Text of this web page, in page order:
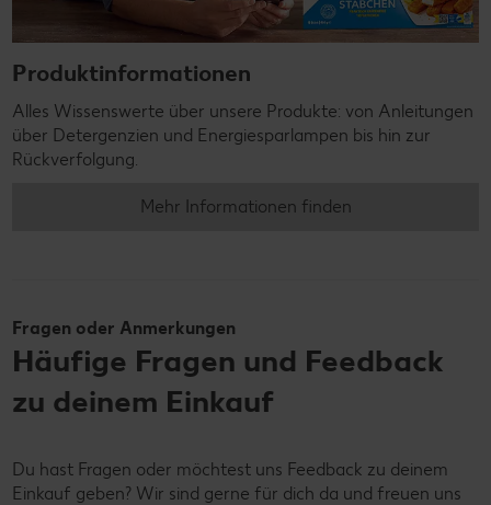
Produktinformationen
Alles Wissenswerte über unsere Produkte: von Anleitungen
über Detergenzien und Energiesparlampen bis hin zur
Rückverfolgung.
Mehr Informationen finden
Fragen oder Anmerkungen
Häufige Fragen und Feedback
zu deinem Einkauf
Du hast Fragen oder möchtest uns Feedback zu deinem
Einkauf geben? Wir sind gerne für dich da und freuen uns